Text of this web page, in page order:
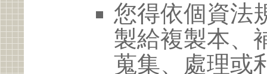
您得依個資法
製給複製本、
蒐集、處理或